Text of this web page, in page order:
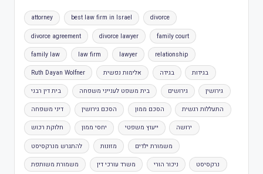
attorney best law firm in Israel divorce
divorce agreement divorce lawyer family court
family law law firm lawyer relationship
Ruth Dayan Wolfner אלימות נפשית בגידה בגידות
בית דין רבני בית משפט לענייני משפחה גירושים גירושין
דיני משפחה הסכם גירושין הסכם ממון התעללות רגשית
חלוקת רכוש יחסי ממון ייעוץ משפטי ירושה
להתגרש מנרקסיסט מזונות משמורת ילדים
משמורת משותפת משרד עורכי דין ניכור הורי נרקסיסט